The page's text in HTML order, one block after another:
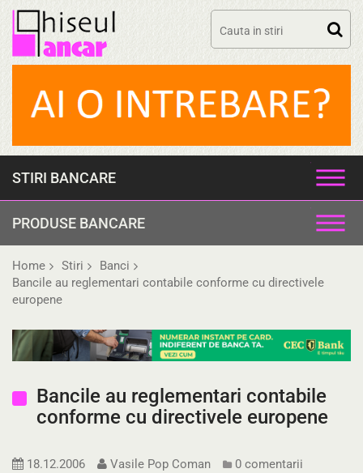
Skip
STIRI BANCARE
PRODUSE BANCARE
Home Stiri
Banci
Bancile au reglementari contabile conforme cu directivele
europene
Bancile au reglementari contabile
conforme cu directivele europene
18.12.2006 Vasile Pop Coman
0 comentarii